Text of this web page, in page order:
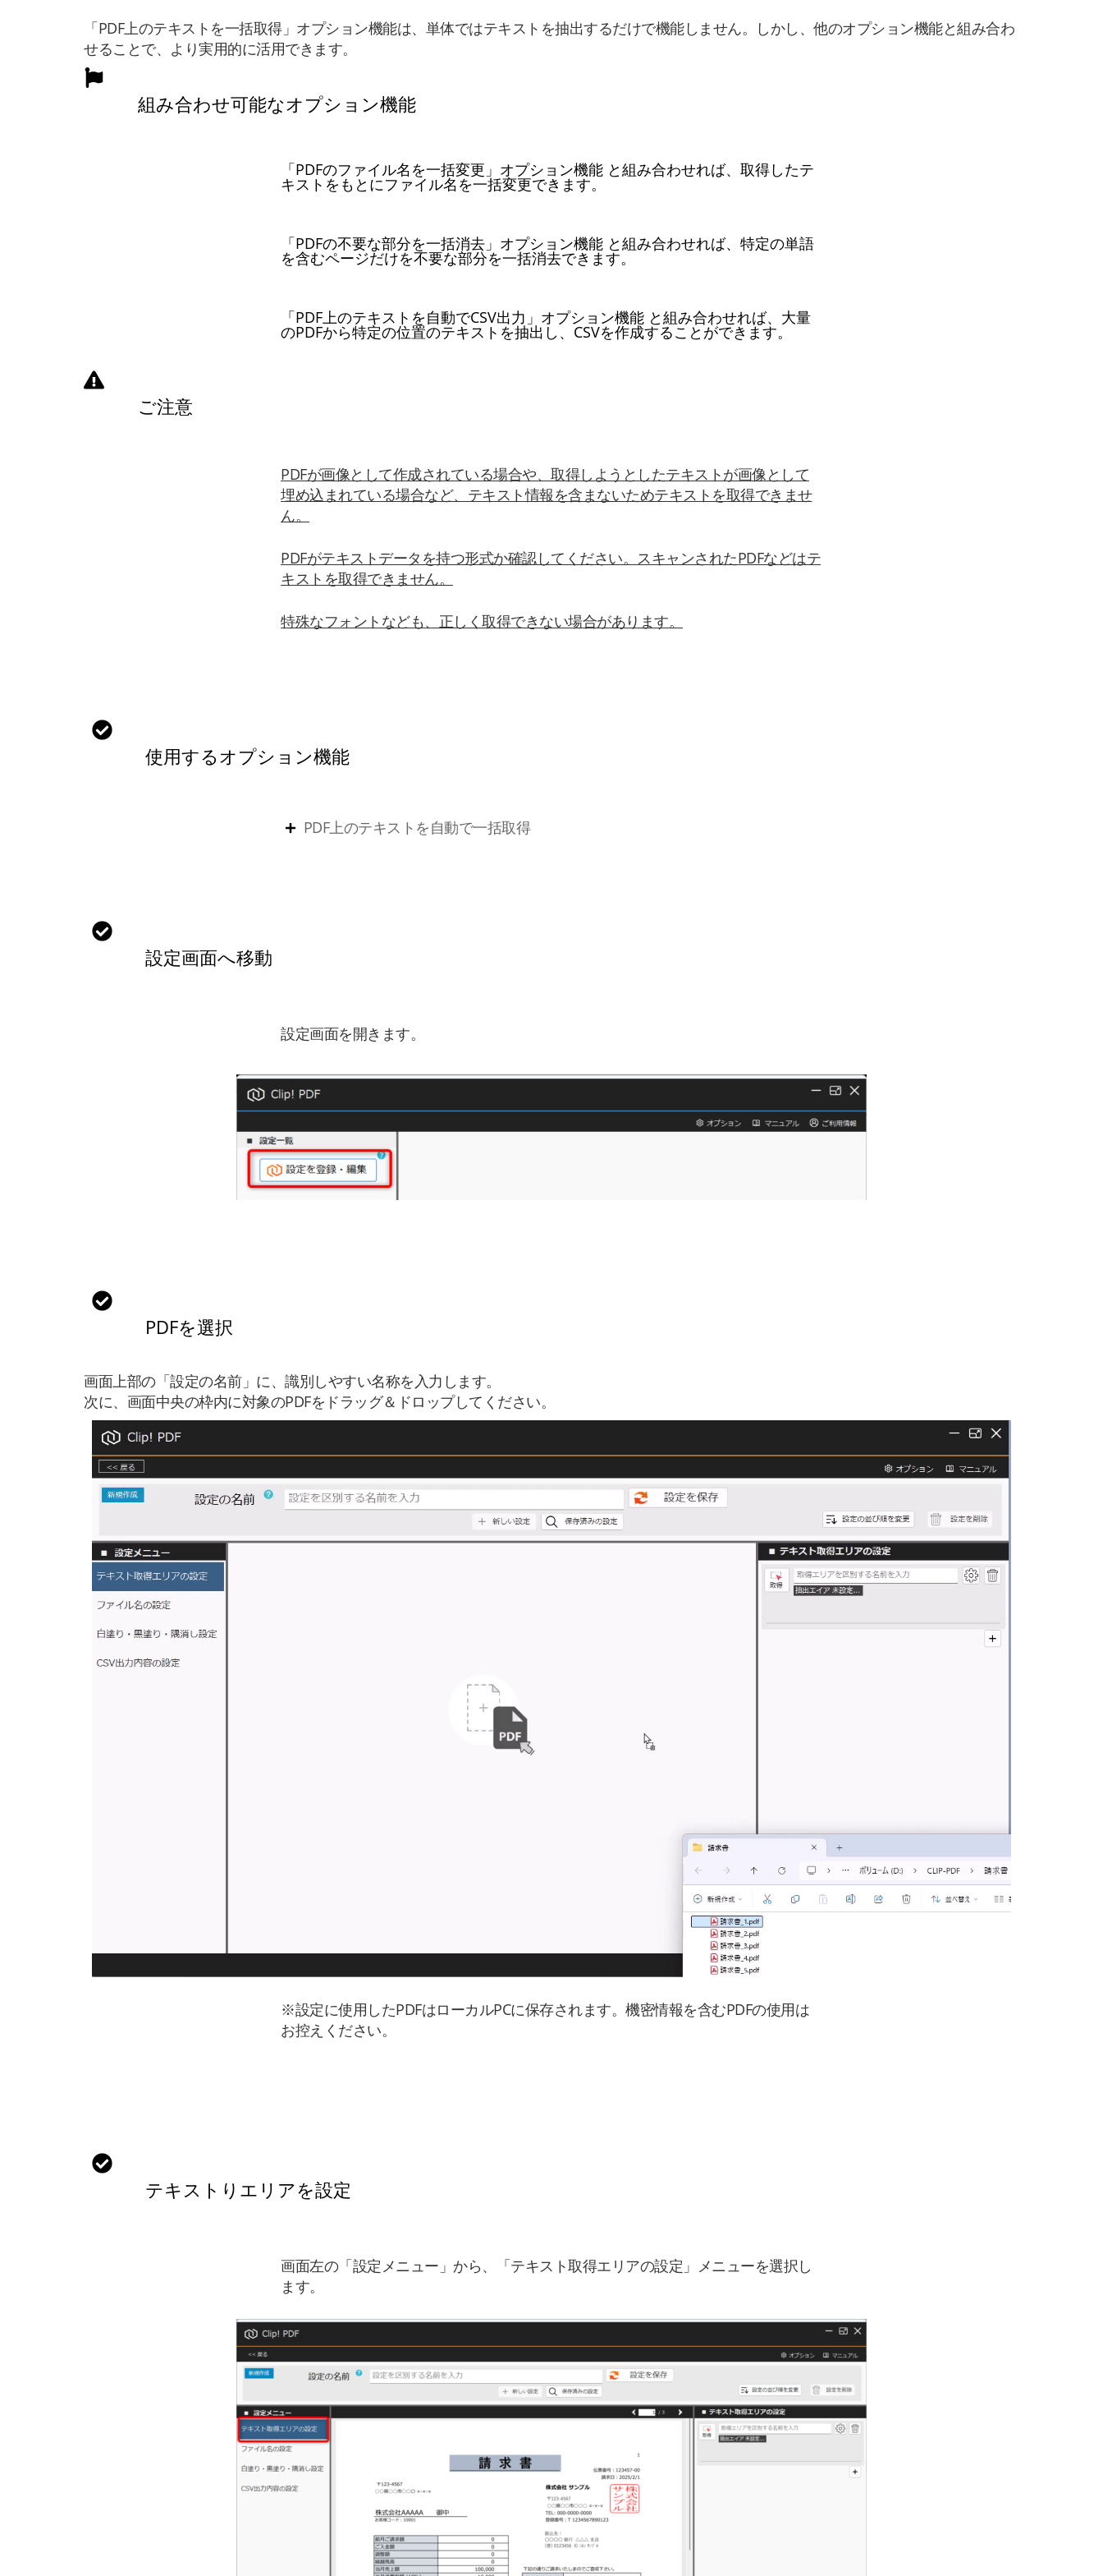
「PDF上のテキストを一括取得」オプション機能は、単体ではテキストを抽出するだけで機能しません。しかし、他のオプション機能と組み合わ
せることで、より実用的に活用できます。
組み合わせ可能なオプション機能
「PDFのファイル名を一括変更」オプション機能 と組み合わせれば、取得したテ
キストをもとにファイル名を一括変更できます。
「PDFの不要な部分を一括消去」オプション機能 と組み合わせれば、特定の単語
を含むページだけを不要な部分を一括消去できます。
「PDF上のテキストを自動でCSV出力」オプション機能 と組み合わせれば、大量
のPDFから特定の位置のテキストを抽出し、CSVを作成することができます。
ご注意
PDFが画像として作成されている場合や、取得しようとしたテキストが画像として
埋め込まれている場合など、テキスト情報を含まないためテキストを取得できませ
ん。
PDFがテキストデータを持つ形式か確認してください。スキャンされたPDFなどはテ
キストを取得できません。
特殊なフォントなども、正しく取得できない場合があります。
使用するオプション機能
PDF上のテキストを自動で一括取得
設定画面へ移動
設定画面を開きます。
PDFを選択
画面上部の「設定の名前」に、識別しやすい名称を入力します。
次に、画面中央の枠内に対象のPDFをドラッグ＆ドロップしてください。
※設定に使用したPDFはローカルPCに保存されます。機密情報を含むPDFの使用は
お控えください。
テキストりエリアを設定
画面左の「設定メニュー」から、「テキスト取得エリアの設定」メニューを選択し
ます。